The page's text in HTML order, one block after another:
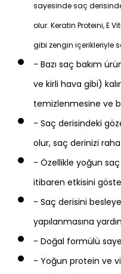
sayesinde saç
olur. Keratin Proteini, E
gibi zengin içerikleriyle
- Bazı saç bakım
ve kirli hava gibi)
temizlenmesine ve
- Saç derisindeki
olur, saç derinizi
- Özellikle yoğun
itibaren etkisini
- Saç derisini
yapılanmasına
- Doğal formülü
- Yoğun protein ve